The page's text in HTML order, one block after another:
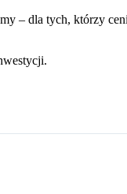
– dla tych, którzy